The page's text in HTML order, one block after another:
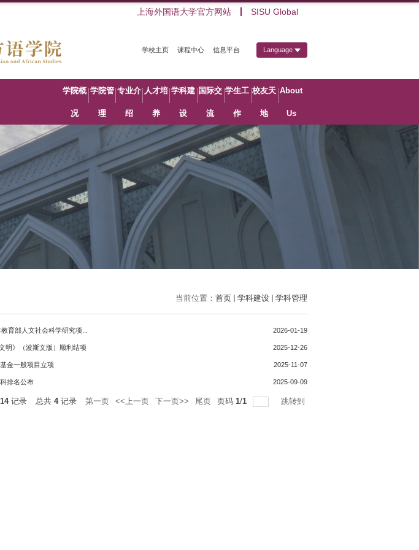
上海外国语大学官方网站 SISU Global
学校主页 课程中心 信息平台 Language
学院概
况
学院管
理
专业介
绍
人才培
养
学科建
设
国际交
流
学生工
作
校友天
地
About
Us
当前位置： 首页 学科建设 学科管理
育部人文社会科学研究项... 2026-01-19
》（波斯文版）顺利结项 2025-12-26
金一般项目立项 2025-11-07
排名公布 2025-09-09
14记录 总共 4记录 第一页 <<上一页 下一页>> 尾页 页码 1/1 跳转到